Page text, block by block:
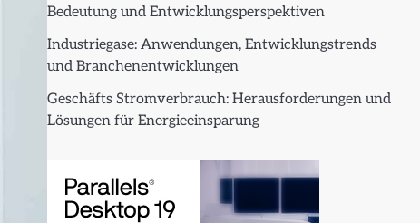
Bedeutung und Entwicklungsperspektiven
Industriegase: Anwendungen, Entwicklungstrends
und Branchenentwicklungen
Geschäfts Stromverbrauch: Herausforderungen und
Lösungen für Energieeinsparung